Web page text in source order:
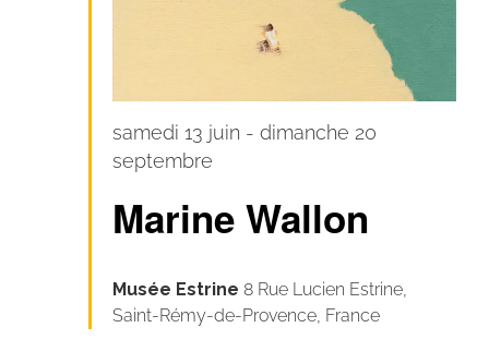
Marine Wallon
samedi 13 juin -dimanche 20
septembre
Musée Estrine 8 Rue Lucien Estrine,
Saint-Rémy-de-Provence, France